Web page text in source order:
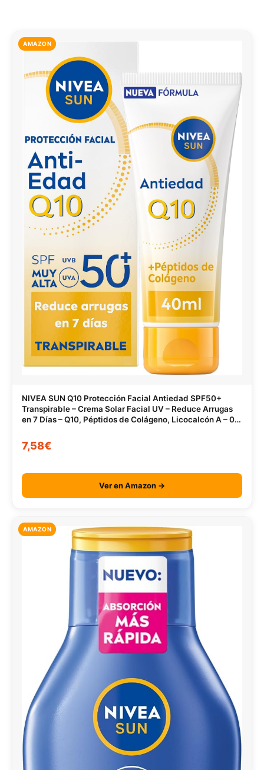
AMAZON
NIVEA SUN Q10 Protección Facial Antiedad SPF50+
Transpirable – Crema Solar Facial UV – Reduce Arrugas
en 7 Días – Q10, Péptidos de Colágeno, Licocalcón A – 0%
7,58€
Ver en Amazon →
AMAZON